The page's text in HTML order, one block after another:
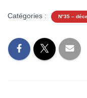
Catégories : N°35 –